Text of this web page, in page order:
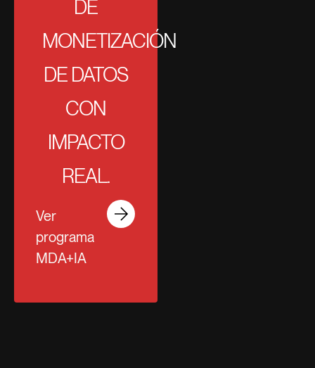
DE
MONETIZACIÓN
DE DATOS
CON
IMPACTO
REAL.
Ver
programa
MDA+IA